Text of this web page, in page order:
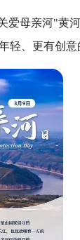
爱母亲河"黄
轻、更有创意